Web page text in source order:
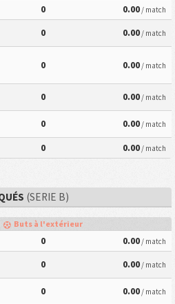
0 0.00/ match
0 0.00/ match
0 0.00/ match
0 0.00/ match
0 0.00/ match
0 0.00/ match
(SERIE B)
Buts à l'extérieur
0 0.00/ match
0 0.00/ match
0 0.00/ match